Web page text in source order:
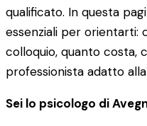
qualificato. In questa
essenziali per orientarti:
colloquio, quanto costa,
professionista adatto
Sei lo psicologo di